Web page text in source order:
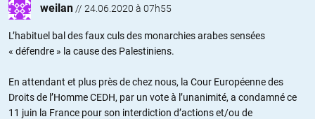
weilan // 24.06.2020 à 07h55
L’habituel bal des faux culs des monarchies arabes sensées
« défendre » la cause des Palestiniens.
En attendant et plus près de chez nous, la Cour Européenne des
Droits de l’Homme CEDH, par un vote à l’unanimité, a condamné ce
11 juin la France pour son interdiction d’actions et/ou de